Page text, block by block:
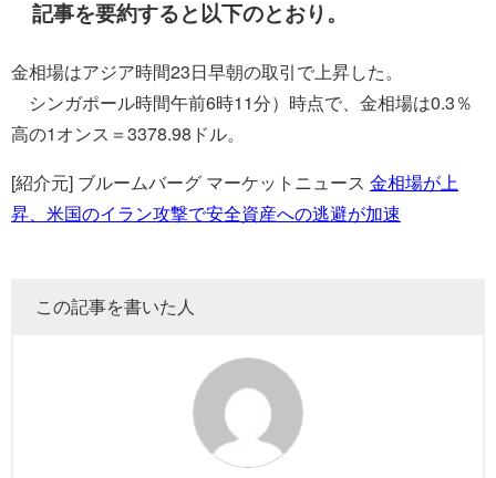
記事を要約すると以下のとおり。
金相場はアジア時間23日早朝の取引で上昇した。
シンガポール時間午前6時11分）時点で、金相場は0.3％
高の1オンス＝3378.98ドル。
[紹介元] ブルームバーグ マーケットニュース 金相場が上
昇、米国のイラン攻撃で安全資産への逃避が加速
この記事を書いた人